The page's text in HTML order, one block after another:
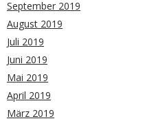
September 2019
August 2019
Juli 2019
Juni 2019
Mai 2019
April 2019
März 2019